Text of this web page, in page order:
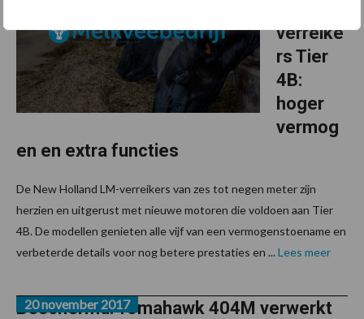
verreike
rs Tier
4B:
hoger
vermog
en en extra functies
De New Holland LM-verreikers van zes tot negen meter zijn
herzien en uitgerust met nieuwe motoren die voldoen aan Tier
4B. De modellen genieten alle vijf van een vermogenstoename en
verbeterde details voor nog betere prestaties en ... Lees meer
Beschermd: Tomahawk 404M verwerkt
20 november 2017